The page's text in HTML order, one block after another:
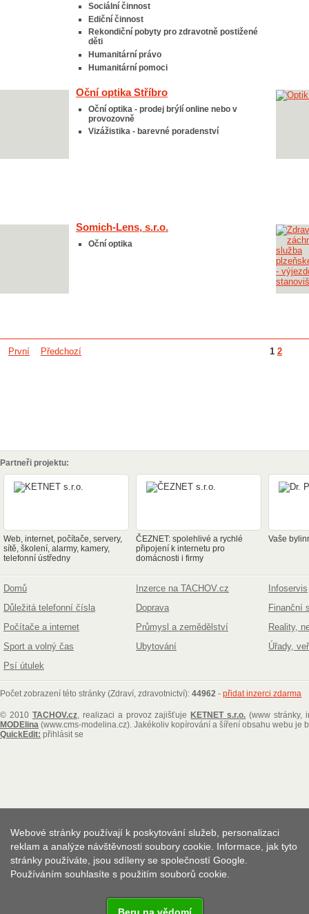
Sociální činnost
Ediční činnost
Rekondiční pobyty pro zdravotně postižené
děti
Humanitární právo
Humanitární pomoci
Oční optika Stříbro
Oční optika - prodej brýlí online nebo v
provozovně
Vizážistika - barevné poradenství
Somich-Lens, s.r.o.
Oční optika
První Předchozí 1 2
Partneři projektu:
Web, internet, počítače, servery,
sítě, školení, alarmy, kamery,
telefonní ústředny
ČEZNET: spolehlivé a rychlé
připojení k internetu pro
domácnosti i firmy
Vaše
Domů Inzerce na TACHOV.cz
Infoservis
Důležitá telefonní čísla
Doprava
Finanční
Počítače a internet
Průmysl a zemědělství
Reality,
Sport a volný čas
Ubytování
Úřady,
Psí útulek
Počet zobrazení této stránky (Zdraví, zdravotnictví): 44962 - přidat inzerci zdarma
© 2010 TACHOV.cz, realizaci a provoz zajišťujeKETNET s.r.o. (www stránky,
MODElina (www.cms-modelina.cz). Jakékoliv kopírování a šíření obsahu webu je
QuickEdit: přihlásit se
Webové stránky používají k poskytování služeb, personalizaci
reklam a analýze návštěvnosti soubory cookie. Informace, jak tyto
stránky používáte, jsou sdíleny se společností Google.
Používáním souhlasíte s použitím souborů cookie.